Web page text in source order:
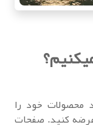
خود را
عرضه کنید. صفحات